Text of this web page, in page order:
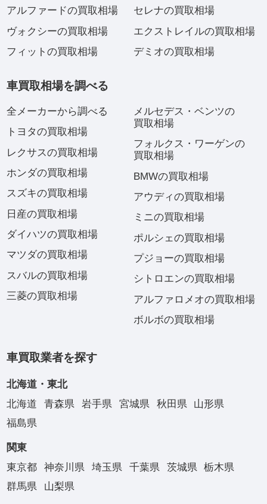
アルファードの買取相場
ヴォクシーの買取相場
フィットの買取相場
セレナの買取相場
エクストレイルの買取相場
デミオの買取相場
車買取相場を調べる
全メーカーから調べる
トヨタの買取相場
レクサスの買取相場
ホンダの買取相場
スズキの買取相場
日産の買取相場
ダイハツの買取相場
マツダの買取相場
スバルの買取相場
三菱の買取相場
メルセデス・ベンツの
買取相場
フォルクス・ワーゲンの
買取相場
BMWの買取相場
アウディの買取相場
ミニの買取相場
ポルシェの買取相場
プジョーの買取相場
シトロエンの買取相場
アルファロメオの買取相場
ボルボの買取相場
車買取業者を探す
北海道・東北
北海道
青森県 岩手県 宮城県 秋田県
山形県
福島県
関東
東京都
神奈川県 埼玉県 千葉県 茨城県
栃木県
群馬県
山梨県